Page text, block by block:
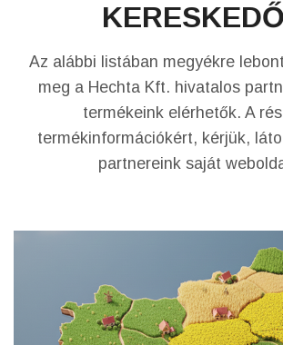
Az alábbi listában megyékre
meg a Hechta Kft. hivatalos
termékeink elérhetők. A
termékinformációkért, kérjük,
partnereink saját